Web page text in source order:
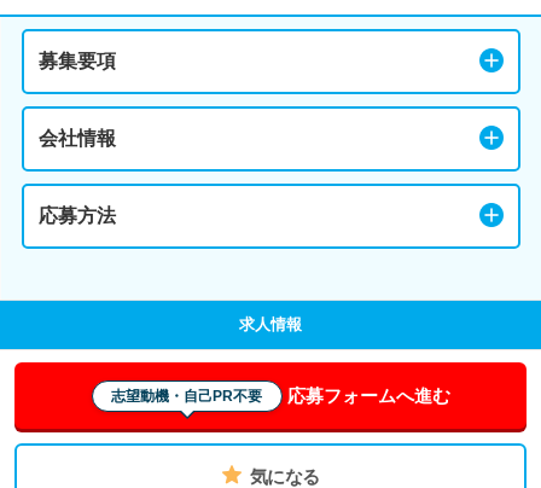
募集要項
会社情報
応募方法
求人情報
志望動機・自己PR不要 応募フォームへ進む
気になる